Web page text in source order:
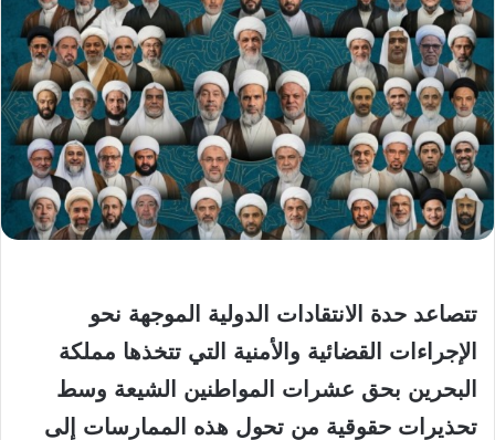
تتصاعد حدة الانتقادات الدولية الموجهة نحو
الإجراءات القضائية والأمنية التي تتخذها مملكة
البحرين بحق عشرات المواطنين الشيعة وسط
تحذيرات حقوقية من تحول هذه الممارسات إلى